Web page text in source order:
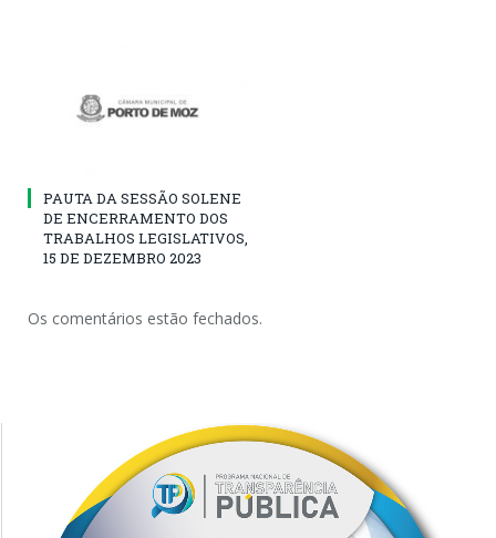
PAUTA DA SESSÃO SOLENE
DE ENCERRAMENTO DOS
TRABALHOS LEGISLATIVOS,
15 DE DEZEMBRO 2023
Os comentários estão fechados.